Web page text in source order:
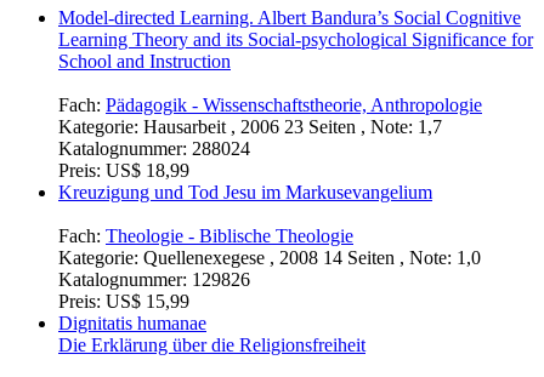
Model-directed Learning. Albert Bandura’s Social Cognitive
Learning Theory and its Social-psychological Significance for
School and Instruction
Fach: Pädagogik - Wissenschaftstheorie, Anthropologie
Kategorie: Hausarbeit , 2006 23 Seiten , Note: 1,7
Katalognummer: 288024
Preis: US$ 18,99
Kreuzigung und Tod Jesu im Markusevangelium
Fach: Theologie - Biblische Theologie
Kategorie: Quellenexegese , 2008 14 Seiten , Note: 1,0
Katalognummer: 129826
Preis: US$ 15,99
Dignitatis humanae
Die Erklärung über die Religionsfreiheit